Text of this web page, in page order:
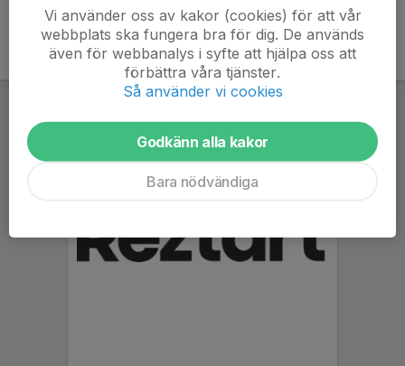
Vi använder oss av kakor (cookies) för att vår
webbplats ska fungera bra för dig. De används
även för webbanalys i syfte att hjälpa oss att
förbättra våra tjänster.
Så använder vi cookies
Godkänn alla kakor
Bara nödvändiga